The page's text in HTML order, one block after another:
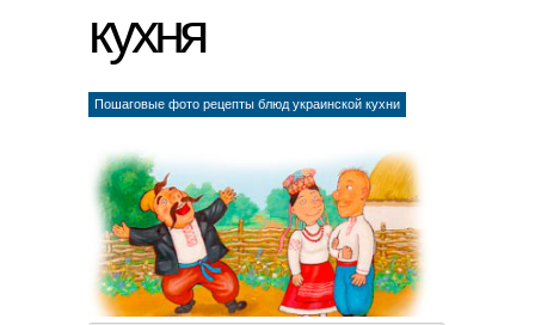
кухня
Пошаговые фото рецепты блюд украинской кухни